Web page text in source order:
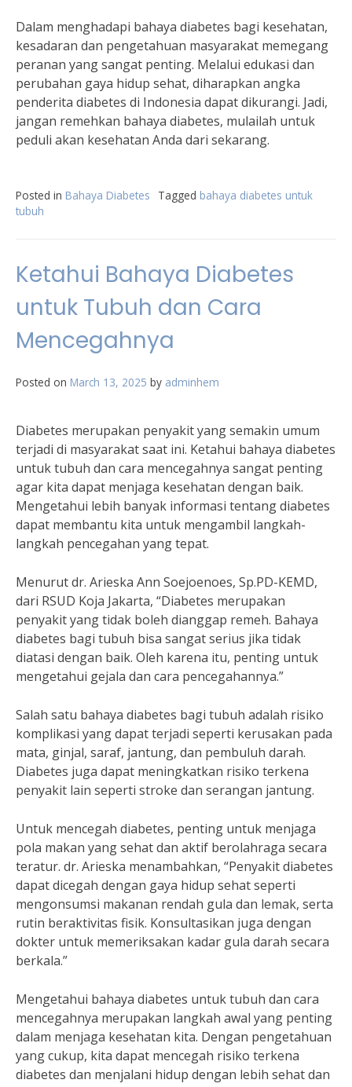
Dalam menghadapi bahaya diabetes bagi kesehatan,
kesadaran dan pengetahuan masyarakat memegang
peranan yang sangat penting. Melalui edukasi dan
perubahan gaya hidup sehat, diharapkan angka
penderita diabetes di Indonesia dapat dikurangi. Jadi,
jangan remehkan bahaya diabetes, mulailah untuk
peduli akan kesehatan Anda dari sekarang.
Posted in Bahaya Diabetes Tagged bahaya diabetes untuk
tubuh
Ketahui Bahaya Diabetes
untuk Tubuh dan Cara
Mencegahnya
Posted on March 13, 2025 by adminhem
Diabetes merupakan penyakit yang semakin umum
terjadi di masyarakat saat ini. Ketahui bahaya diabetes
untuk tubuh dan cara mencegahnya sangat penting
agar kita dapat menjaga kesehatan dengan baik.
Mengetahui lebih banyak informasi tentang diabetes
dapat membantu kita untuk mengambil langkah-
langkah pencegahan yang tepat.
Menurut dr. Arieska Ann Soejoenoes, Sp.PD-KEMD,
dari RSUD Koja Jakarta, “Diabetes merupakan
penyakit yang tidak boleh dianggap remeh. Bahaya
diabetes bagi tubuh bisa sangat serius jika tidak
diatasi dengan baik. Oleh karena itu, penting untuk
mengetahui gejala dan cara pencegahannya.”
Salah satu bahaya diabetes bagi tubuh adalah risiko
komplikasi yang dapat terjadi seperti kerusakan pada
mata, ginjal, saraf, jantung, dan pembuluh darah.
Diabetes juga dapat meningkatkan risiko terkena
penyakit lain seperti stroke dan serangan jantung.
Untuk mencegah diabetes, penting untuk menjaga
pola makan yang sehat dan aktif berolahraga secara
teratur. dr. Arieska menambahkan, “Penyakit diabetes
dapat dicegah dengan gaya hidup sehat seperti
mengonsumsi makanan rendah gula dan lemak, serta
rutin beraktivitas fisik. Konsultasikan juga dengan
dokter untuk memeriksakan kadar gula darah secara
berkala.”
Mengetahui bahaya diabetes untuk tubuh dan cara
mencegahnya merupakan langkah awal yang penting
dalam menjaga kesehatan kita. Dengan pengetahuan
yang cukup, kita dapat mencegah risiko terkena
diabetes dan menjalani hidup dengan lebih sehat dan